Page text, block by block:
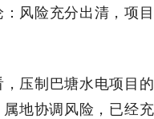
风险充分出清，项
压制巴塘水电项目
地协调风险，已经